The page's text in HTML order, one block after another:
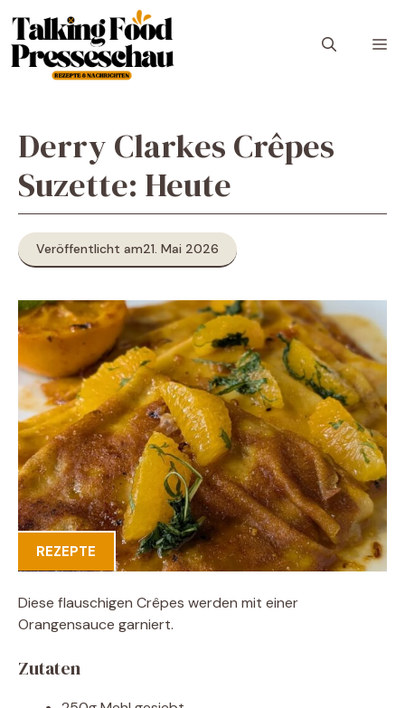
Inhalt
springen
Derry Clarkes Crêpes
Suzette: Heute
Veröffentlicht am21. Mai 2026
REZEPTE
Diese flauschigen Crêpes werden mit einer
Orangensauce garniert.
Zutaten